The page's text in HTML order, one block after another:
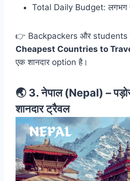
Total Daily Budget: लगभग
👉 Backpackers और students
Cheapest Countries to
एक शानदार option है।
🌏 3.नेपाल (Nepal) –
शानदार ट्रैवल